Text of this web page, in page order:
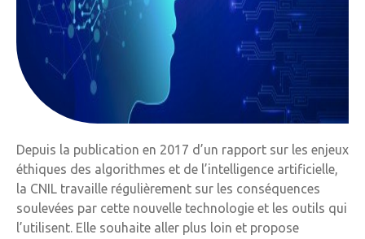
Depuis la publication en 2017 d’un rapport sur les enjeux
éthiques des algorithmes et de l’intelligence artificielle,
la CNIL travaille régulièrement sur les conséquences
soulevées par cette nouvelle technologie et les outils qui
l’utilisent. Elle souhaite aller plus loin et propose